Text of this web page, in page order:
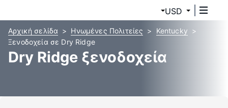
USD
Αρχική σελίδα Ηνωμένες Πολιτείες
Kentucky
Ξενοδοχεία σε Dry Ridge
Dry Ridge ξενοδοχεία